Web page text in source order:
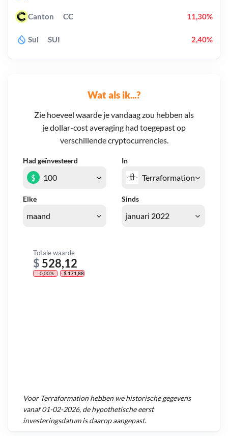
Wat als ik...?
Zie hoeveel waarde je vandaag zou hebben als
je dollar-cost averaging had toegepast op
verschillende cryptocurrencies.
Had geïnvesteerd In
Elke Sinds
$
Totale waarde
$ 528,12
- 0,00% - $ 171,88
Voor Terraformationhebben we historische gegevens
vanaf01-02-2026, de hypothetische eerst
investeringsdatum is daarop aangepast.
Canton CC 11,30%
Sui SUI 2,40%